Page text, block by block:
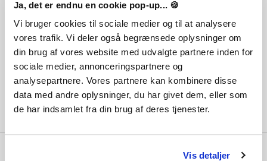
Ja, det er endnu en cookie pop-up... 🍪
Vi bruger cookies til sociale medier og til at analysere
vores trafik. Vi deler også begrænsede oplysninger om
din brug af vores website med udvalgte partnere inden for
sociale medier, annonceringspartnere og
analysepartnere. Vores partnere kan kombinere disse
data med andre oplysninger, du har givet dem, eller som
de har indsamlet fra din brug af deres tjenester.
Vis detaljer
178,75 SEK 276 SEK
Varför PlayGames?